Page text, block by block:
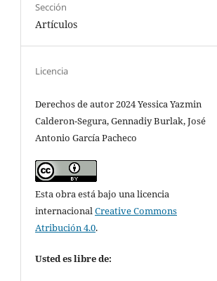
Sección
Artículos
Licencia
Derechos de autor 2024 Yessica Yazmin
Calderon-Segura, Gennadiy Burlak, José
Antonio García Pacheco
Esta obra está bajo una licencia
internacionalCreative Commons
Atribución 4.0.
Usted es libre de: